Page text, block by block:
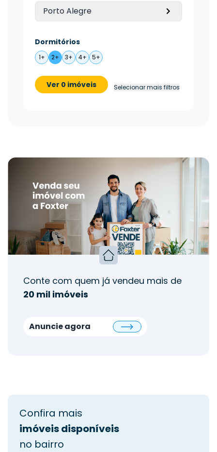
Porto Alegre
Dormitórios
1+ 2+ 3+ 4+ 5+
Ver 0 imóveis Selecionar mais filtros
Conte com quem já vendeu mais de
20 mil imóveis
Anuncie agora
Confira mais
imóveis disponíveis
no bairro